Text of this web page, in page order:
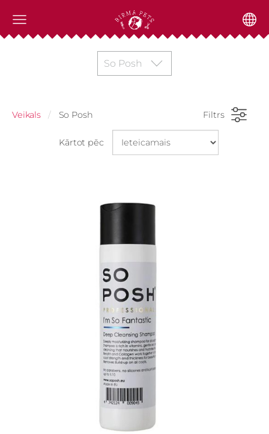
So Posh
Veikals So Posh Filtrs
Kārtot pēc